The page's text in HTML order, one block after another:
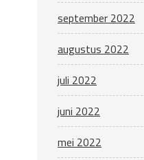
september 2022
augustus 2022
juli 2022
juni 2022
mei 2022